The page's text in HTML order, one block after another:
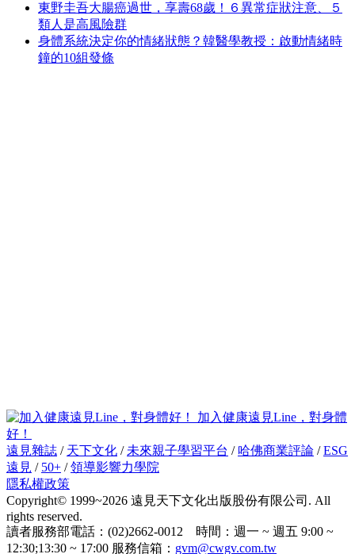
東野圭吾大腸癌過世，享壽68歲！６異常症狀注意、５
類人是高風險群
身體系統決定你的情緒狀態？韓醫學教授：啟動情緒時
鐘的10組發條
加入健康遠見Line，對身體
好！
遠見雜誌 / 天下文化 / 未來親子學習平台 / 哈佛商業評論 /ESG
遠見 / 50+ /領導影響力學院
隱私權政策
Copyright© 1999~2026 遠見天下文化出版股份有限公司. All
rights reserved.
讀者服務部電話：(02)2662-0012 時間：週一 ~ 週五 9:00 ~
12:30;13:30 ~ 17:00 服務信箱： gvm@cwgv.com.tw